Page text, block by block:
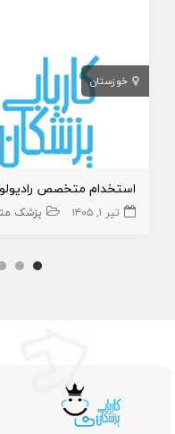
خوزستان
استخدام متخصص
تیر ۱, ۱۴۰۵ پزشک